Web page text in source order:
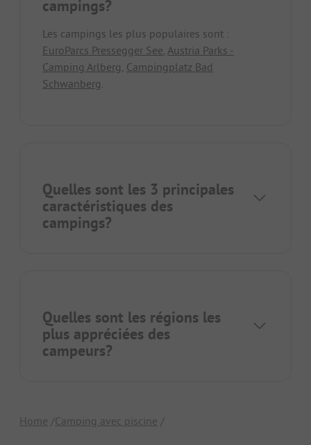
campings?
Les campings les plus populaires sont :
EuroParcs Pressegger See, Austria Parks -
Camping Arlberg, Campingplatz Bad
Schwanberg.
Quelles sont les 3 principales
caractéristiques des
campings?
Quelles sont les régions les
plus appréciées des
campeurs?
Home Camping avec piscine